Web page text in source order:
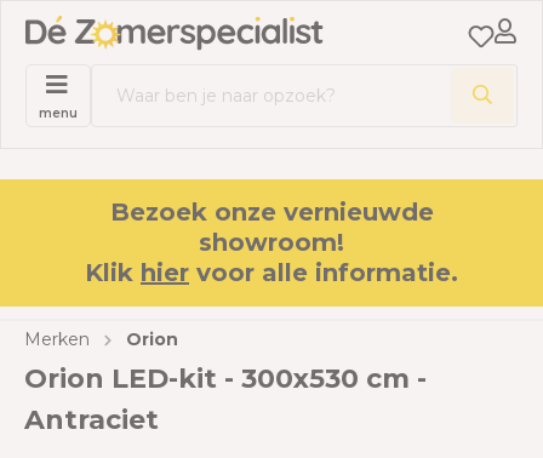
menu
Bezoek onze vernieuwde
showroom!
Klik hier voor alle informatie.
Merken Orion
Orion LED-kit - 300x530 cm -
Antraciet